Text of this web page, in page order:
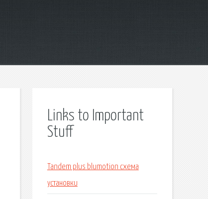
Links to Important
Stuff
Tandem plus blumotion схема
установки